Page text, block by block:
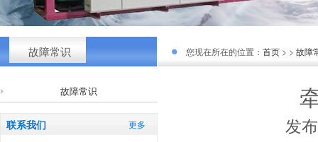
故障常识
故障常识
更多
联系我们
您现在所在的位置： 首页 > > 故障
发